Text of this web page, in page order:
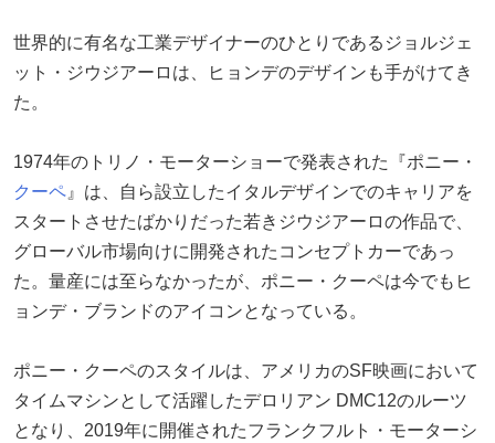
世界的に有名な工業デザイナーのひとりであるジョルジェ
ット・ジウジアーロは、ヒョンデのデザインも手がけてき
た。
1974年のトリノ・モーターショーで発表された『ポニー・
クーペ 』は、自ら設立したイタルデザインでのキャリアを
スタートさせたばかりだった若きジウジアーロの作品で、
グローバル市場向けに開発されたコンセプトカーであっ
た。量産には至らなかったが、ポニー・クーペは今でもヒ
ョンデ・ブランドのアイコンとなっている。
ポニー・クーペのスタイルは、アメリカのSF映画において
タイムマシンとして活躍したデロリアン DMC12のルーツ
となり、2019年に開催されたフランクフルト・モーターシ